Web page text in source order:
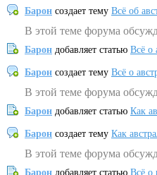
Барон создает тему Всё об
В этой теме форума
Барон добавляет статью Всё о
Барон создает тему Всё о
В этой теме форума
Барон добавляет статью Как
Барон создает тему Как
В этой теме форума
Барон добавляет статью Всё о